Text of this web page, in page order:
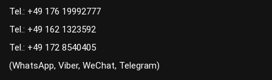
Tel.: +49 176 19992777
Tel.: +49 162 1323592
Tel.: +49 172 8540405
(WhatsApp, Viber, WeChat, Telegram)